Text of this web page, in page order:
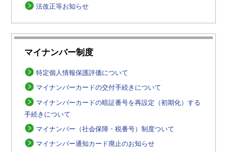
法改正等お知らせ
マイナンバー制度
特定個人情報保護評価について
マイナンバーカードの交付手続きについて
マイナンバーカードの暗証番号を再設定（初期化）する
手続きについて
マイナンバー（社会保障・税番号）制度ついて
マイナンバー通知カード廃止のお知らせ